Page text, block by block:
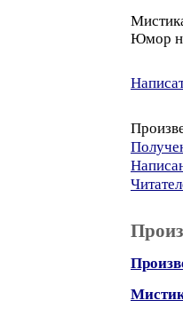
Юмор